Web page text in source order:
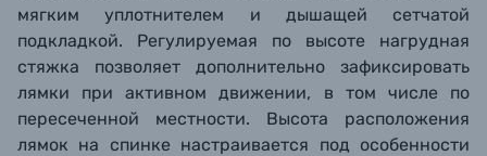
мягким уплотнителем и дышащей сетчатой
подкладкой. Регулируемая по высоте нагрудная
стяжка позволяет дополнительно зафиксировать
лямки при активном движении, в том числе по
пересеченной местности. Высота расположения
лямок на спинке настраивается под особенности